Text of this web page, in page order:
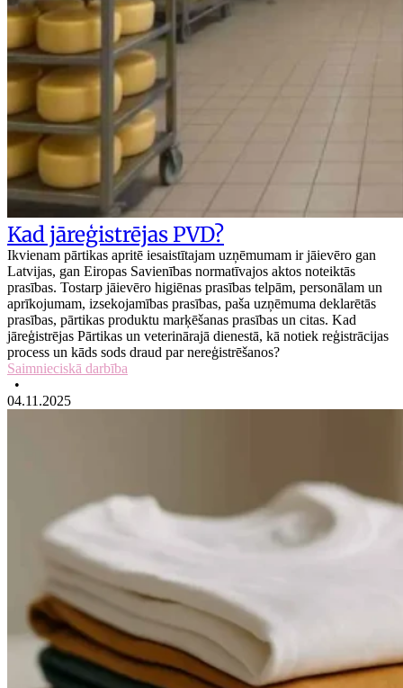
Kad jāreģistrējas PVD?
Ikvienam pārtikas apritē iesaistītajam uzņēmumam ir jāievēro gan
Latvijas, gan Eiropas Savienības normatīvajos aktos noteiktās
prasības. Tostarp jāievēro higiēnas prasības telpām, personālam un
aprīkojumam, izsekojamības prasības, paša uzņēmuma deklarētās
prasības, pārtikas produktu marķēšanas prasības un citas. Kad
jāreģistrējas Pārtikas un veterinārajā dienestā, kā notiek reģistrācijas
process un kāds sods draud par nereģistrēšanos?
Saimnieciskā darbība
•
04.11.2025